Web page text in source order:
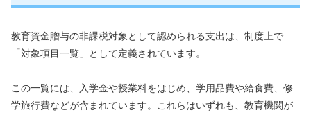
教育資金贈与の非課税対象として認められる支出は、制度上で
「対象項目一覧」として定義されています。
この一覧には、入学金や授業料をはじめ、学用品費や給食費、修
学旅行費などが含まれています。これらはいずれも、教育機関が